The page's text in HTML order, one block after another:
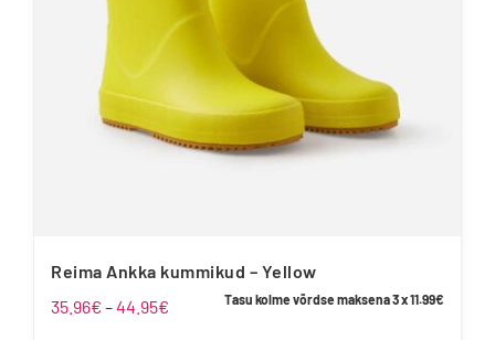
Reima Ankka kummikud – Yellow
35.96€ –44.95€ Hinnavahemik:
Tasu kolme võrdse maksena 3 x11.99€